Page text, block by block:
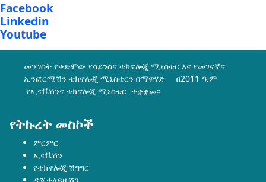
Facebook
Linkedin
Youtube
መንግስት የቀድሞው የሳይንስና ቴክኖሎጂ ሚኒስቴር እና የመገናኛና
ኢንፎርሜሽን ቴክኖሎጂ ሚኒስቴርን በማዋሃድ በ2011 ዓ.ም
የኢኖቬሽንና ቴክኖሎጂ ሚኒስቴር ተቋቋመ፡፡
የትኩረት መስኮች
ምርምር
ኢኖቬሽን
የቴክኖሎጂ ሽግግር